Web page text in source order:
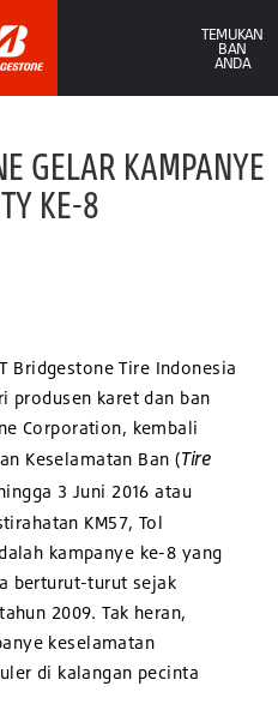
TEMUKAN
BAN
ANDA
GELAR KAMPANYE
KE-8
Bridgestone Tire Indonesia
produsen karet dan ban
Corporation, kembali
Keselamatan Ban (Tire
3 Juni 2016 atau
KM57, Tol
kampanye ke-8 yang
berturut-turut sejak
2009. Tak heran,
keselamatan
di kalangan pecinta